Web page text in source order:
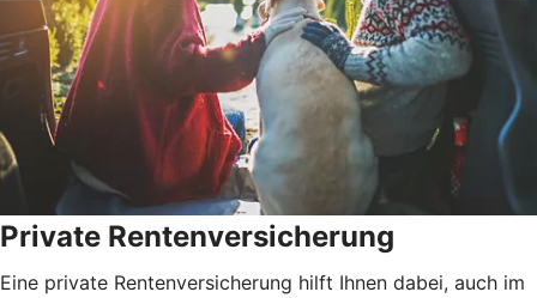
Private Rentenversicherung
Eine private Rentenversicherung hilft Ihnen dabei, auch im